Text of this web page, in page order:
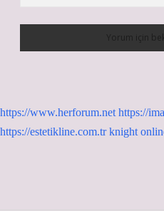
https://www.herforum.net https://
https://estetikline.com.tr knight